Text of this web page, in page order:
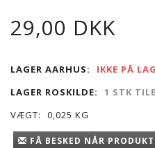
29,00 DKK
LAGER AARHUS:
IKKE PÅ
LAGER ROSKILDE:
1 STK
VÆGT:
0,025 KG
FÅ BESKED NÅR